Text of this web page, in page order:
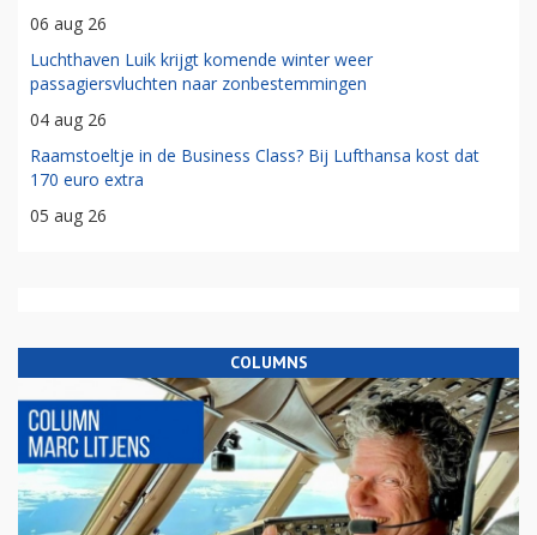
06 aug 26
Luchthaven Luik krijgt komende winter weer
passagiersvluchten naar zonbestemmingen
04 aug 26
Raamstoeltje in de Business Class? Bij Lufthansa kost dat
170 euro extra
05 aug 26
COLUMNS